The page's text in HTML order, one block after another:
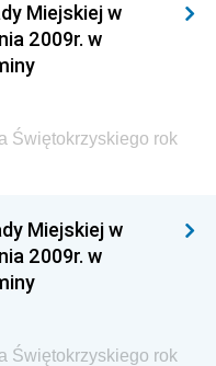
Kultury, Dziedzictwa
Funduszy i
Pracy i
Dziedzictwa
i Polityki
Straży
Miejskiej w
2009r. w
Świętokrzyskiego rok
Miejskiej w
2009r. w
Świętokrzyskiego rok